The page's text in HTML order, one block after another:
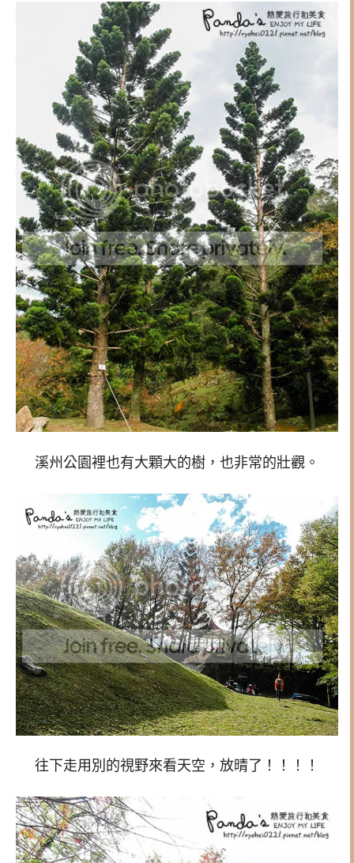
溪州公園裡也有大顆大的樹，也非常的壯觀。
往下走用別的視野來看天空，放晴了！！！！